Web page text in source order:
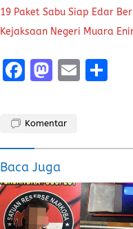
19 Paket Sabu Siap Edar
Kejaksaan Negeri Muara
F
ce
o
o
k
M
st
d
o
n
E
Komentar
Baca Juga